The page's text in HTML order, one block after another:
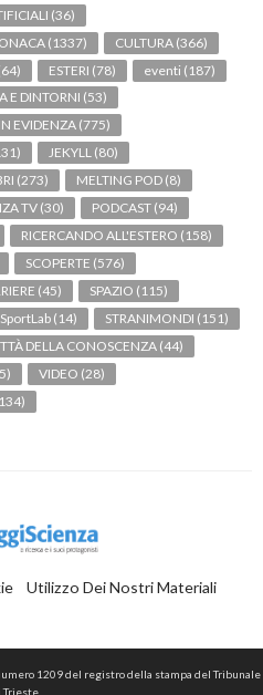
(36)
(1337) CULTURA (366)
ESTERI (78) eventi (187)
E DINTORNI (53)
IN EVIDENZA (775)
JEKYLL (80)
(273) MELTING POD (8)
TV (30) PODCAST (94)
RICERCANDO ALL'ESTERO (158)
SCOPERTE (576)
(45) SPAZIO (115)
SportLab (14) STRANIMONDI (151)
DELLA CONOSCENZA (44)
VIDEO (28)
Utilizzo Dei Nostri Materiali
1209 del registro della stampa del Tribunale
Trieste.